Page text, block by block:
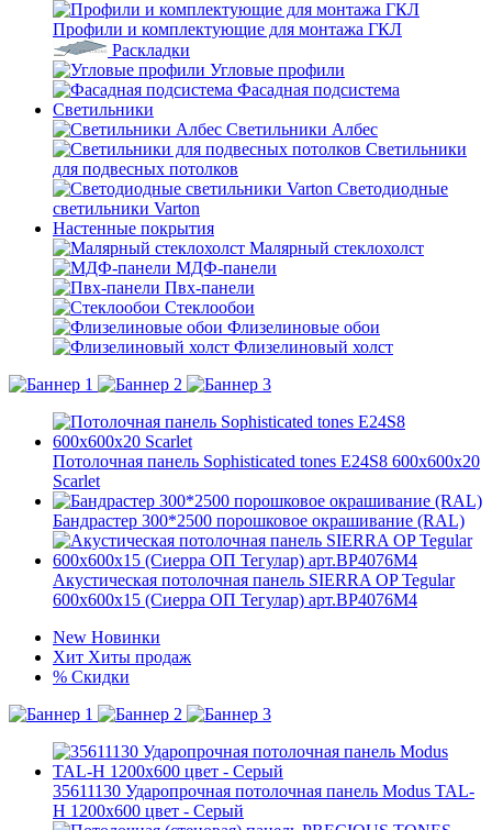
Профили и комплектующие для монтажа ГКЛ
Раскладки
Угловые профили
Фасадная подсистема
Светильники
Светильники Албес
Светильники
для подвесных потолков
Светодиодные
светильники Varton
Настенные покрытия
Малярный стеклохолст
МДФ-панели
Пвх-панели
Стеклообои
Флизелиновые обои
Флизелиновый холст
Потолочная панель Sophisticated tones E24S8 600x600x20
Scarlet
Бандрастер 300*2500 порошковое окрашивание (RAL)
Акустическая потолочная панель SIERRA OP Tegular
600x600x15 (Сиерра ОП Тегулар) арт.BP4076M4
New Новинки
Хит Хиты продаж
% Скидки
35611130 Ударопрочная потолочная панель Modus TAL-
H 1200x600 цвет - Серый